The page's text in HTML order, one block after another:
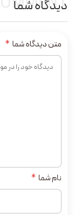
دیدگاه شما
نام شما *
متن دیدگاه شما *